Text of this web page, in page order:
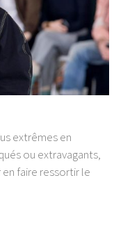
extrêmes en
ou extravagants,
faire ressortir le